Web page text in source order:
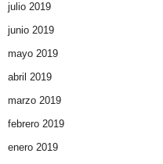
julio 2019
junio 2019
mayo 2019
abril 2019
marzo 2019
febrero 2019
enero 2019